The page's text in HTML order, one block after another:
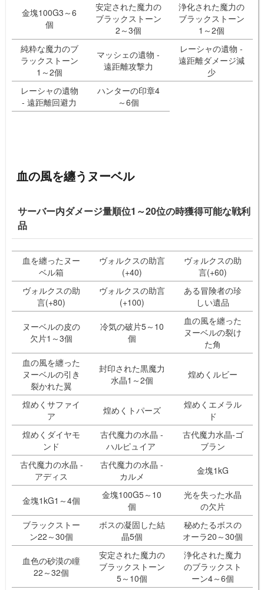
金塊100G3～6
個
安定された魔力の
ブラックストーン
2～3個
浄化された魔力の
ブラックストーン
1～2個
純粋な魔力のブ
ラックストーン
1～2個
マッシェの遺物 -
遠距離攻撃力
レーシャの遺物 -
遠距離ダメージ減
少
レーシャの遺物
- 遠距離回避力
ハンターの印章4
～6個
血の風を纏うヌーベル
サーバー内ダメージ量順位1～20位の時獲得可能な戦利
品
血を纏ったヌー
ベル箱
ヴォルクスの助言
(+40)
ヴォルクスの助
言(+60)
ヴォルクスの助
言(+80)
ヴォルクスの助言
(+100)
ある冒険者の珍
しい遺品
ヌーベルの皮の
欠片1～3個
冷気の破片5～10
個
血の風を纏った
ヌーベルの裂け
た角
血の風を纏った
ヌーベルの引き
裂かれた翼
封印された黒魔力
水晶1～2個
煌めくルビー
煌めくサファイ
ア
煌めくトパーズ
煌めくエメラル
ド
煌めくダイヤモ
ンド
古代魔力の水晶 -
ハルピュイア
古代魔力水晶-ゴ
ブラン
古代魔力の水晶 -
アディス
古代魔力の水晶 -
カルメ
金塊1kG
金塊1kG1～4個
金塊100G5～10
個
光を失った水晶
の欠片
ブラックストー
ン22～30個
ボスの凝固した結
晶5個
秘めたるボスの
オーラ20～30個
血色の砂漠の瞳
22～32個
安定された魔力の
ブラックストーン
5～10個
浄化された魔力
のブラックスト
ーン4～6個